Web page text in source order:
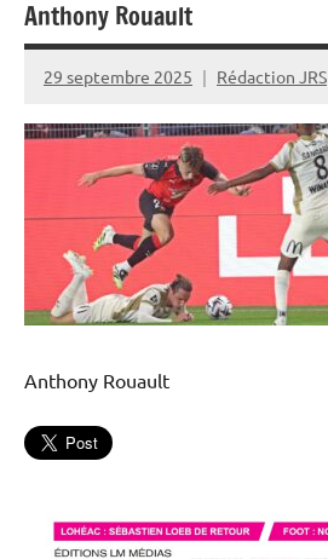
Anthony Rouault
29 septembre 2025 Rédaction JRS
Anthony Rouault